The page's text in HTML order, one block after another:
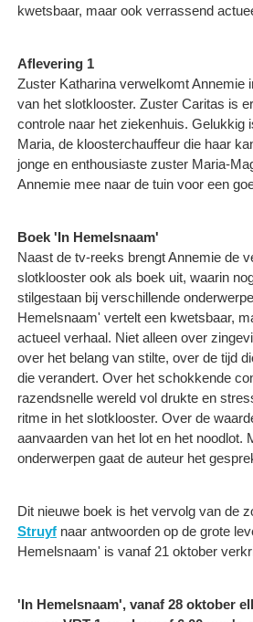
kwetsbaar, maar ook verrassend
Aflevering 1
Zuster Katharina verwelkomt Annemie
van het slotklooster. Zuster Caritas is
controle naar het ziekenhuis. Gelukkig
Maria, de kloosterchauffeur die haar
jonge en enthousiaste zuster Maria-
Annemie mee naar de tuin voor een
Boek 'In Hemelsnaam'
Naast de tv-reeks brengt Annemie de
slotklooster ook als boek uit, waarin
stilgestaan bij verschillende
Hemelsnaam' vertelt een kwetsbaar,
actueel verhaal. Niet alleen over
over het belang van stilte, over de tijd
die verandert. Over het schokkende
razendsnelle wereld vol drukte en
ritme in het slotklooster. Over de
aanvaarden van het lot en het noodlot.
onderwerpen gaat de auteur het
Dit nieuwe boek is het vervolg van de
Struyf naar antwoorden op de grote
Hemelsnaam' is vanaf 21 oktober
'In Hemelsnaam', vanaf 28 oktober